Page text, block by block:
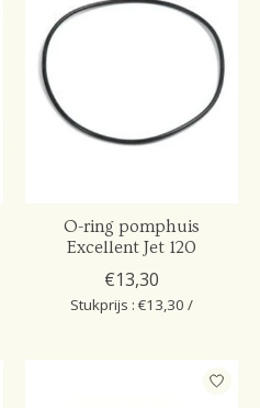
O-ring pomphuis
Excellent Jet 120
€13,30
Stukprijs : €13,30 /